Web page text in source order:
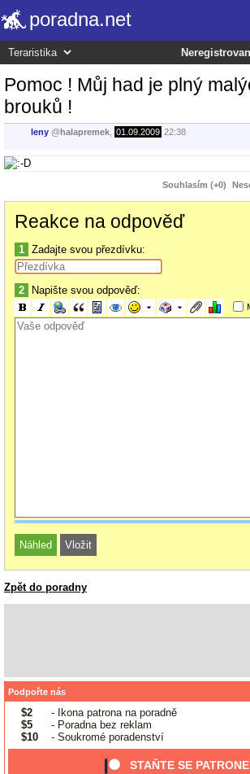
poradna.net
Pomoc ! Můj had je plný
brouků !
leny @halapremek 01.09.2009 22:38
Souhlasím (+0)
Reakce na odpověď
1 Zadajte svou přezdívku:
2 Napište svou odpověď:
Zpět do poradny
Podpořte nás
$2
- Ikona patrona na poradně
$5
- Poradna bez reklam
$10
- Soukromé poradenství
STAŇTE SE